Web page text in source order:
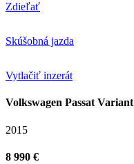
Zdieľať
Skúšobná jazda
Vytlačiť inzerát
Volkswagen Passat Variant
2015
8 990 €